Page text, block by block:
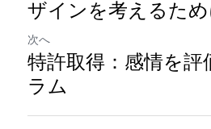
ザインを考えるため
次へ
特許取得：感情を
ラム